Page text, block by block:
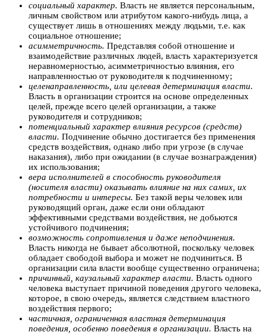
социальный характер. Власть не является персональным,
личным свойством или атрибутом какого-нибудь лица, а
существует лишь в отношениях между людьми, т.е. как
социальное отношение;
асимметричность. Представляя собой отношение и
взаимодействие различных людей, власть характеризуется
неравномерностью, асимметричностью влияния, его
направленностью от руководителя к подчиненному;
целенаправленность, или целевая детерминация власти.
Власть в организации строится на основе определенных
целей, прежде всего целей организации, а также
руководителя и сотрудников;
потенциальный характер влияния ресурсов (средств)
власти. Подчинение обычно достигается без применения
средств воздействия, однако либо при угрозе (в случае
наказания), либо при ожидании (в случае вознаграждения)
их использования;
вера исполнителей в способность руководителя
(носителя власти) оказывать влияние на них самих, их
потребности и интересы. Без такой веры человек или
руководящий орган, даже если они обладают
эффективными средствами воздействия, не добьются
устойчивого подчинения;
возможность сопротивления и даже неподчинения.
Власть никогда не бывает абсолютной, поскольку человек
обладает свободой выбора и может не подчиниться. В
организации сила власти вообще существенно ограничена;
причинный, каузальный характер власти. Власть одного
человека выступает причиной поведения другого человека,
которое, в свою очередь, является следствием властного
воздействия первого;
частичная, ограниченная властная детерминация
поведения, особенно поведения в организации. Власть на